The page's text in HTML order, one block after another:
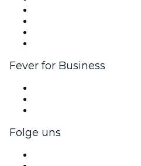
Fever for Business
Folge uns